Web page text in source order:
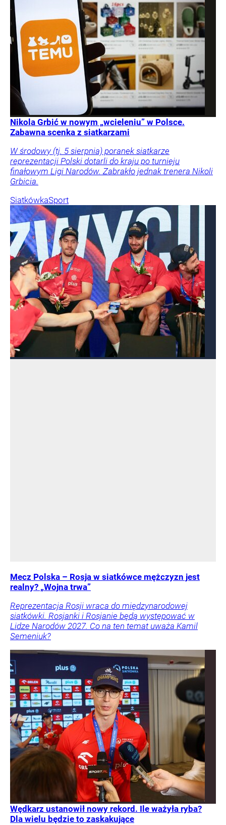
Nikola Grbić w nowym „wcieleniu” w Polsce.
Zabawna scenka z siatkarzami
W środowy (tj. 5 sierpnia) poranek siatkarze
reprezentacji Polski dotarli do kraju po turnieju
finałowym Ligi Narodów. Zabrakło jednak trenera Nikoli
Grbicia.
SiatkówkaSport
Mecz Polska – Rosja w siatkówce mężczyzn jest
realny? „Wojna trwa”
Reprezentacja Rosji wraca do międzynarodowej
siatkówki. Rosjanki i Rosjanie będą występować w
Lidze Narodów 2027. Co na ten temat uważa Kamil
Semeniuk?
Wędkarz ustanowił nowy rekord. Ile ważyła ryba?
Dla wielu będzie to zaskakujące